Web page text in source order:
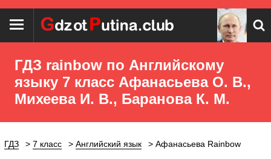
ГДЗ rainbow по Английскому
языку 7 класс Афанасьева О. В.,
Михеева И. В., Баранова К. М.
ГДЗ 7 класс Английский язык Афанасьева Rainbow